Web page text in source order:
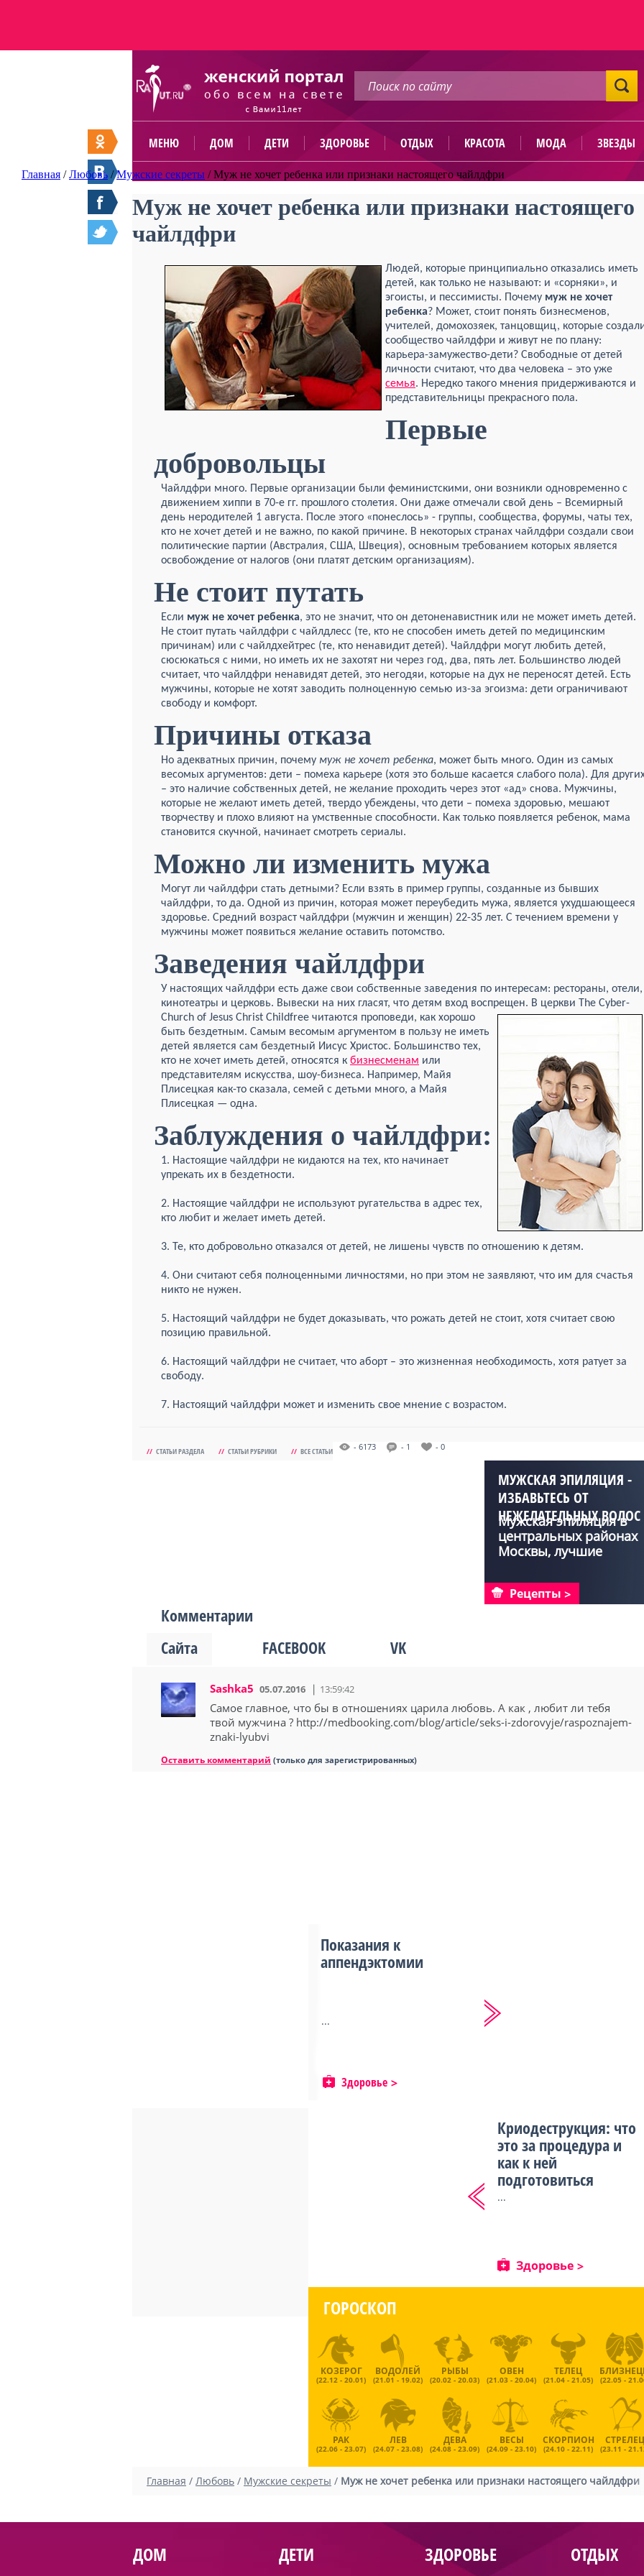
МЕНЮ ДОМ ДЕТИ ЗДОРОВЬЕ ОТДЫХ КРАСОТА МОДА ЗВЕЗДЫ
Главная /Любовь /Мужские секреты /Муж не хочет ребенка или признаки настоящего чайлдфри
Муж не хочет ребенка или признаки настоящего
чайлдфри
Людей, которые принципиально отказались иметь
детей, как только не называют: и «сорняки», и
эгоисты, и пессимисты. Почему муж не хочет
ребенка? Может, стоит понять бизнесменов,
учителей, домохозяек, танцовщиц, которые
сообщество чайлдфри и живут не по плану:
карьера-замужество-дети? Свободные от детей
личности считают, что два человека – это уже
семья. Нередко такого мнения придерживаются и
представительницы прекрасного пола.
Первые
добровольцы
Чайлдфри много. Первые организации были феминистскими, они возникли одновременно с
движением хиппи в 70-е гг. прошлого столетия. Они даже отмечали свой день – Всемирный
день неродителей 1 августа. После этого «понеслось» - группы, сообщества, форумы, чаты тех,
кто не хочет детей и не важно, по какой причине. В некоторых странах чайлдфри создали свои
политические партии (Австралия, США, Швеция), основным требованием которых является
освобождение от налогов (они платят детским организациям).
Не стоит путать
Если муж не хочет ребенка, это не значит, что он детоненавистник или не может иметь детей.
Не стоит путать чайлдфри с чайлдлесс (те, кто не способен иметь детей по медицинским
причинам) или с чайлдхейтрес (те, кто ненавидит детей). Чайлдфри могут любить детей,
сюсюкаться с ними, но иметь их не захотят ни через год, два, пять лет. Большинство людей
считает, что чайлдфри ненавидят детей, это негодяи, которые на дух не переносят детей. Есть
мужчины, которые не хотят заводить полноценную семью из-за эгоизма: дети ограничивают
свободу и комфорт.
Причины отказа
Но адекватных причин, почему муж не хочет ребенка, может быть много. Один из самых
весомых аргументов: дети – помеха карьере (хотя это больше касается слабого пола). Для
– это наличие собственных детей, не желание проходить через этот «ад» снова. Мужчины,
которые не желают иметь детей, твердо убеждены, что дети – помеха здоровью, мешают
творчеству и плохо влияют на умственные способности. Как только появляется ребенок, мама
становится скучной, начинает смотреть сериалы.
Можно ли изменить мужа
Могут ли чайлдфри стать детными? Если взять в пример группы, созданные из бывших
чайлдфри, то да. Одной из причин, которая может переубедить мужа, является ухудшающееся
здоровье. Средний возраст чайлдфри (мужчин и женщин) 22-35 лет. С течением времени у
мужчины может появиться желание оставить потомство.
Заведения чайлдфри
У настоящих чайлдфри есть даже свои собственные заведения по интересам: рестораны, отели,
кинотеатры и церковь. Вывески на них гласят, что детям вход воспрещен. В церкви The Cyber-
Church of Jesus Christ Childfree читаются проповеди, как хорошо
быть бездетным. Самым весомым аргументом в пользу не иметь
детей является сам бездетный Иисус Христос. Большинство тех,
кто не хочет иметь детей, относятся к бизнесменам или
представителям искусства, шоу-бизнеса. Например, Майя
Плисецкая как-то сказала, семей с детьми много, а Майя
Плисецкая — одна.
Заблуждения о чайлдфри:
1. Настоящие чайлдфри не кидаются на тех, кто начинает
упрекать их в бездетности.
2. Настоящие чайлдфри не используют ругательства в адрес тех,
кто любит и желает иметь детей.
3. Те, кто добровольно отказался от детей, не лишены чувств по отношению к детям.
4. Они считают себя полноценными личностями, но при этом не заявляют, что им для счастья
никто не нужен.
5. Настоящий чайлдфри не будет доказывать, что рожать детей не стоит, хотя считает свою
позицию правильной.
6. Настоящий чайлдфри не считает, что аборт – это жизненная необходимость, хотя ратует за
свободу.
7. Настоящий чайлдфри может и изменить свое мнение с возрастом.
// СТАТЬИ РАЗДЕЛА // СТАТЬИ РУБРИКИ // ВСЕ СТАТЬИ - 6173 - 1 - 0
МУЖСКАЯ ЭПИЛЯЦИЯ -
ИЗБАВЬТЕСЬ ОТ
НЕЖЕЛАТЕЛЬНЫХ ВОЛОС
НАВСЕГДА!
Мужская эпиляция в
центральных районах
Москвы, лучшие
Рецепты
Комментарии
Сайта
FACEBOOK VK
Sashka5 05.07.2016 13:59:42
Самое главное, что бы в отношениях царила любовь. А как , любит ли тебя
твой мужчина ? http://medbooking.com/blog/article/seks-i-zdorovyje/raspoznajem-
znaki-lyubvi
Оставить комментарий (только для зарегистрированных)
Показания к
аппендэктомии
...
Здоровье
Криодеструкция: что
это за процедура и
как к ней
подготовиться
...
Здоровье
ГОРОСКОП
КОЗЕРОГ
(22.12 - 20.01)
ВОДОЛЕЙ
(21.01 - 19.02)
РЫБЫ
(20.02 - 20.03)
ОВЕН
(21.03 - 20.04)
ТЕЛЕЦ
(21.04 - 21.05) (22.05 -
РАК
(22.06 - 23.07)
ЛЕВ
(24.07 - 23.08)
ДЕВА
(24.08 - 23.09)
ВЕСЫ
(24.09 - 23.10)
СКОРПИОН
(24.10 - 22.11)
СТРЕЛЕЦ
(23.11 -
Главная / Любовь / Мужские секреты / Муж не хочет ребенка или признаки настоящего чайлдфри
ДОМ ДЕТИ ЗДОРОВЬЕ ОТДЫХ